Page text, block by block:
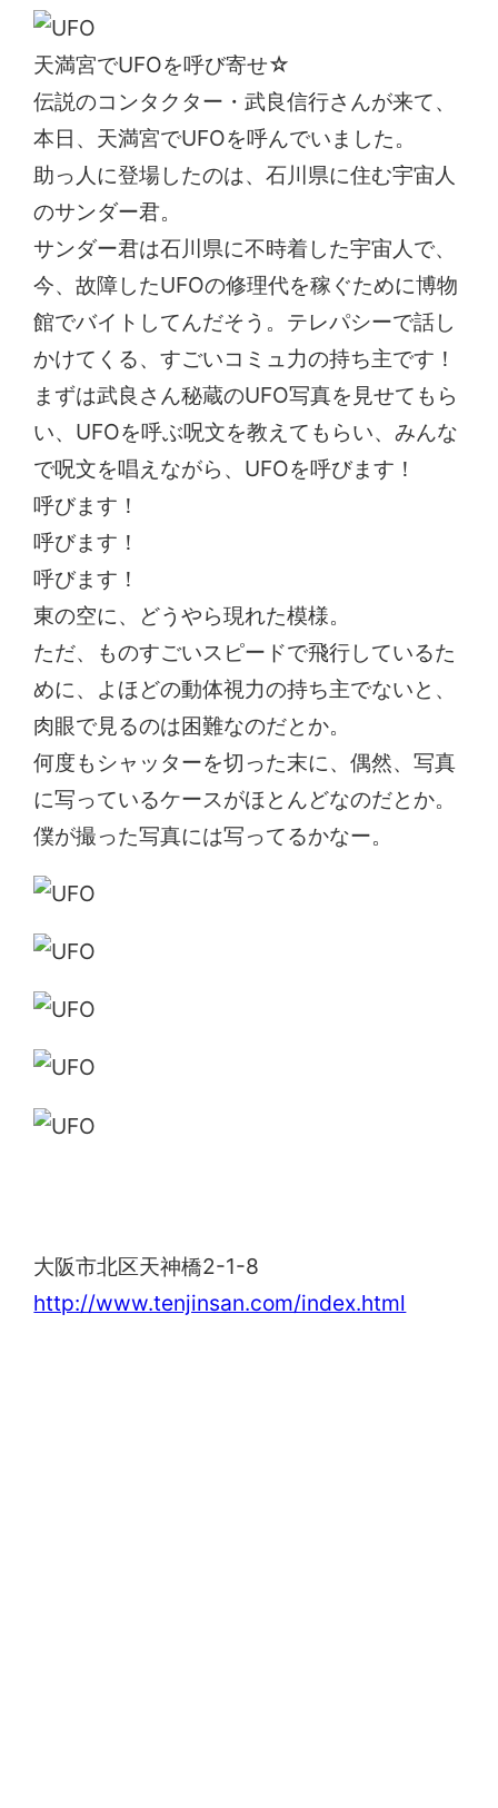
天満宮でUFOを呼び寄せ☆
伝説のコンタクター・武良信行さんが来て、
本日、天満宮でUFOを呼んでいました。
助っ人に登場したのは、石川県に住む宇宙人
のサンダー君。
サンダー君は石川県に不時着した宇宙人で、
今、故障したUFOの修理代を稼ぐために博物
館でバイトしてんだそう。テレパシーで話し
かけてくる、すごいコミュ力の持ち主です！
まずは武良さん秘蔵のUFO写真を見せてもら
い、UFOを呼ぶ呪文を教えてもらい、みんな
で呪文を唱えながら、UFOを呼びます！
呼びます！
呼びます！
呼びます！
東の空に、どうやら現れた模様。
ただ、ものすごいスピードで飛行しているた
めに、よほどの動体視力の持ち主でないと、
肉眼で見るのは困難なのだとか。
何度もシャッターを切った末に、偶然、写真
に写っているケースがほとんどなのだとか。
僕が撮った写真には写ってるかなー。
大阪市北区天神橋2-1-8
http://www.tenjinsan.com/index.html